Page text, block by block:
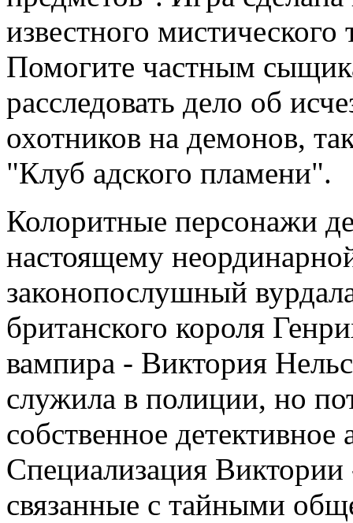
известного мистического
Помогите частным
расследовать дело об
охотников на демонов,
"Клуб адского пламени".
Колоритные персонажи
настоящему
законопослушный
британского короля
вампира - Виктория
служила в полиции, но
собственное детективное
Специализация Виктории
связанные с тайными